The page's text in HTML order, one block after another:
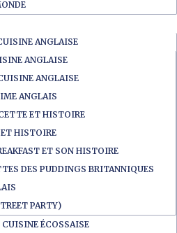
ANGLAISE
ANGLAISE
ANGLAISE
ANGLAIS
ET HISTOIRE
ET HISTOIRE
ET SON HISTOIRE
DES PUDDINGS BRITANNIQUES
PARTY)
ÉCOSSAISE